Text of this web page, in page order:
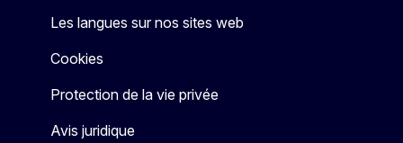
Les langues sur nos sites web
Cookies
Protection de la vie privée
Avis juridique